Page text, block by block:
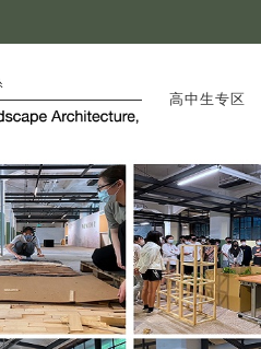
高中生专区